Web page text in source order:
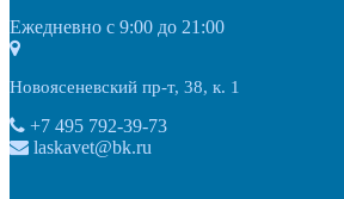
Ежедневно с 9:00 до 21:00
Новоясеневский пр-т, 38, к. 1
+7 495 792-39-73
laskavet@bk.ru